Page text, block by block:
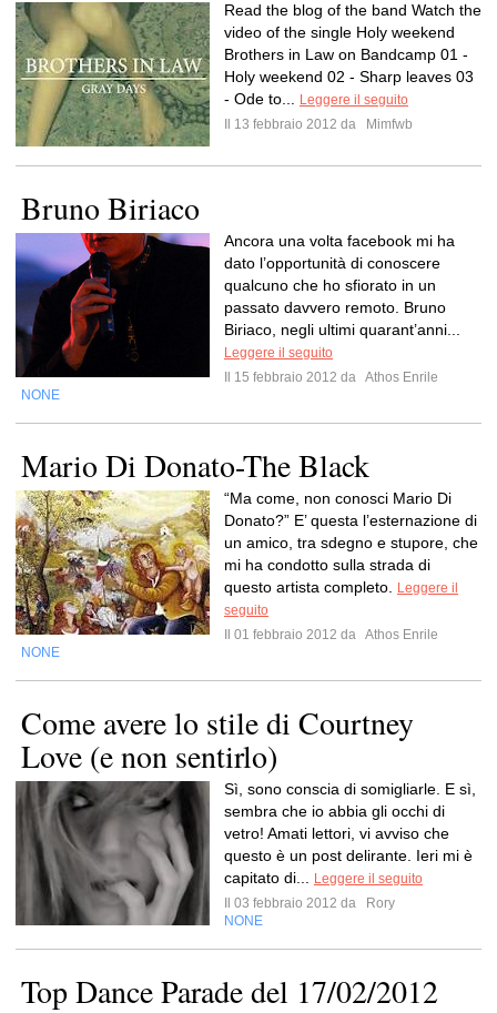
Read the blog of the band Watch the
video of the single Holy weekend
Brothers in Law on Bandcamp 01 -
Holy weekend 02 - Sharp leaves 03
- Ode to...
Leggere il seguito
Il 13 febbraio 2012 da
Mimfwb
Bruno Biriaco
Ancora una volta facebook mi ha
dato l’opportunità di conoscere
qualcuno che ho sfiorato in un
passato davvero remoto. Bruno
Biriaco, negli ultimi quarant’anni...
Leggere il seguito
Il 15 febbraio 2012 da Athos Enrile
NONE
Mario Di Donato-The Black
“Ma come, non conosci Mario Di
Donato?” E’ questa l’esternazione di
un amico, tra sdegno e stupore, che
mi ha condotto sulla strada di
questo artista completo.
Leggere il
seguito
Il 01 febbraio 2012 da Athos Enrile
NONE
Come avere lo stile di Courtney
Love (e non sentirlo)
Sì, sono conscia di somigliarle. E sì,
sembra che io abbia gli occhi di
vetro! Amati lettori, vi avviso che
questo è un post delirante. Ieri mi è
capitato di...
Leggere il seguito
Il 03 febbraio 2012 da
Rory
NONE
Top Dance Parade del 17/02/2012